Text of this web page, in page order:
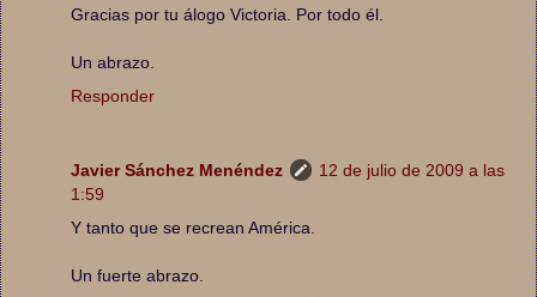
Gracias por tu álogo Victoria. Por todo él.
Un abrazo.
Responder
Javier Sánchez Menéndez
12 de julio de 2009 a las
1:59
Y tanto que se recrean América.
Un fuerte abrazo.